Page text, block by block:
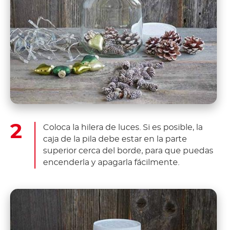
Coloca la hilera de luces. Si es posible, la
caja de la pila debe estar en la parte
superior cerca del borde, para que puedas
encenderla y apagarla fácilmente.